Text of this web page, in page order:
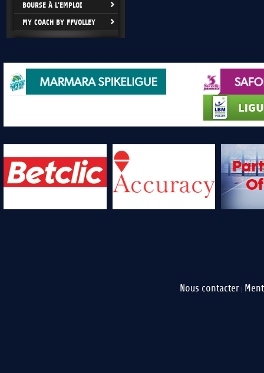
BOURSE À L'EMPLOI
MY COACH BY FFVOLLEY
Nous contacter |